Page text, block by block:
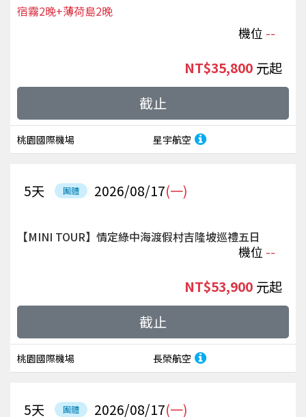
機位 --
宿霧2晚+薄荷島2晚
桃園國際機場 星宇航空
NT$35,800 起
截止
團體 2026/08/17(一)
5天
【MINI TOUR】情定綠中海渡假村吉隆坡巡禮五日
機位 --
桃園國際機場 長榮航空
NT$53,900 起
截止
團體 2026/08/17(一)
5天